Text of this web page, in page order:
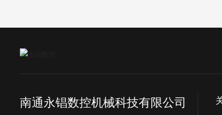
南通永锠数控机械科技有限公司